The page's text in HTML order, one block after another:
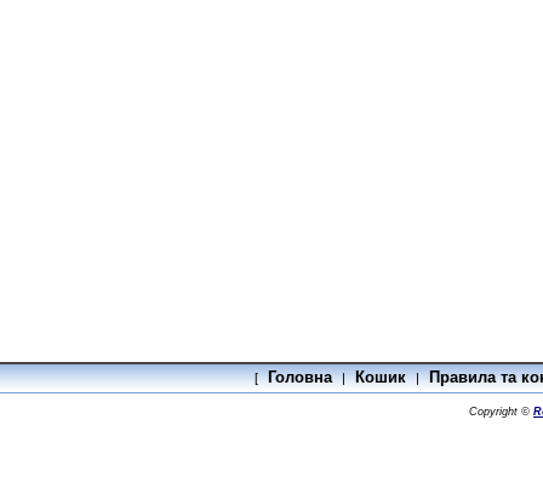
[ Головна | Кошик | Правила та
Copyright ©